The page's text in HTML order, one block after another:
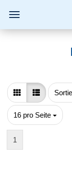
16 pro Seite
pro Seite
1